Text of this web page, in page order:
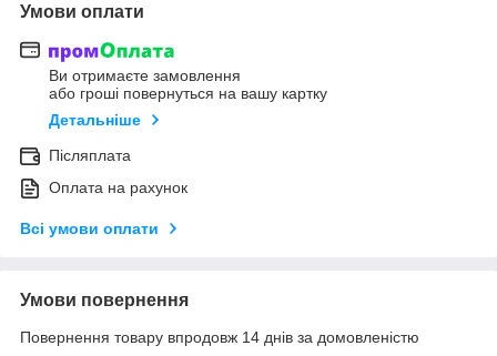
Умови оплати
Ви отримаєте замовлення
або гроші повернуться на вашу картку
Детальніше
Післяплата
Оплата на рахунок
Всі умови оплати
Умови повернення
Повернення товару впродовж 14 днів за домовленістю